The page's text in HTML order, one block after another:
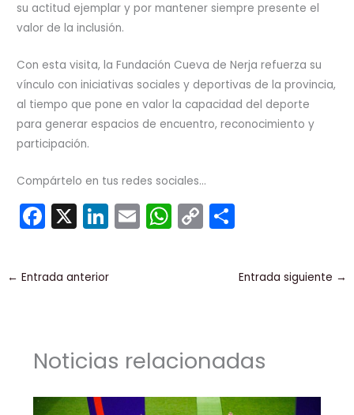
su actitud ejemplar y por mantener siempre presente el
valor de la inclusión.
Con esta visita, la Fundación Cueva de Nerja refuerza su
vínculo con iniciativas sociales y deportivas de la provincia,
al tiempo que pone en valor la capacidad del deporte
para generar espacios de encuentro, reconocimiento y
participación.
Compártelo en tus redes sociales...
F
a
c
e
o
k
X Li
n
k
E
m
W
h
p
C
o
k
m
p
← Entrada anterior Entrada siguiente →
Noticias relacionadas